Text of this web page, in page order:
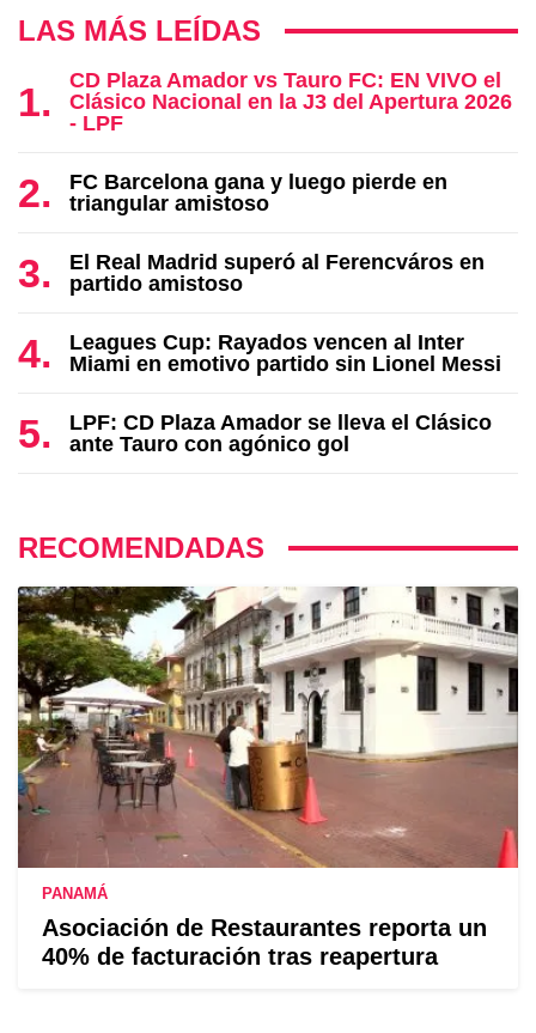
LAS MÁS LEÍDAS
CD Plaza Amador vs Tauro FC: EN VIVO el
Clásico Nacional en la J3 del Apertura 2026
- LPF
FC Barcelona gana y luego pierde en
triangular amistoso
El Real Madrid superó al Ferencváros en
partido amistoso
Leagues Cup: Rayados vencen al Inter
Miami en emotivo partido sin Lionel Messi
LPF: CD Plaza Amador se lleva el Clásico
ante Tauro con agónico gol
RECOMENDADAS
PANAMÁ
Asociación de Restaurantes reporta un
40% de facturación tras reapertura